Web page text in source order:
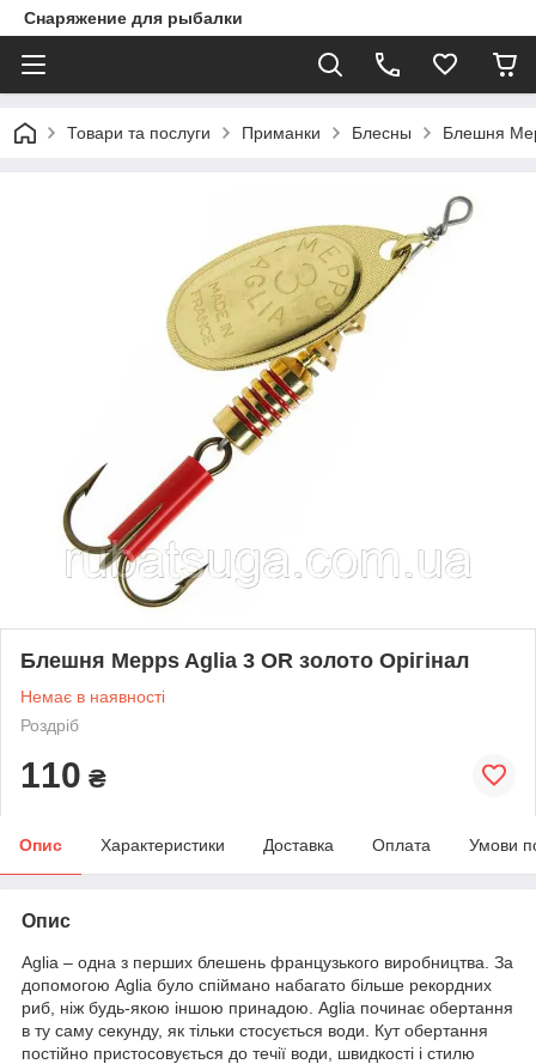
Снаряжение для рыбалки
Товари та послуги Приманки Блесны Блешня
Блешня Mepps Aglia 3 OR золото Орігінал
Немає в наявності
Роздріб
110 ₴
Опис Характеристики Доставка Оплата Умови
Опис
Aglia – одна з перших блешень французького виробництва. За
допомогою Aglia було спіймано набагато більше рекордних
риб, ніж будь-якою іншою принадою. Aglia починає обертання
в ту саму секунду, як тільки стосується води. Кут обертання
постійно пристосовується до течії води, швидкості і стилю